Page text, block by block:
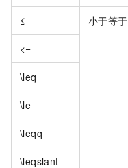
≤ 小于等于
<=
\leq
\le
\leqq
\leqslant